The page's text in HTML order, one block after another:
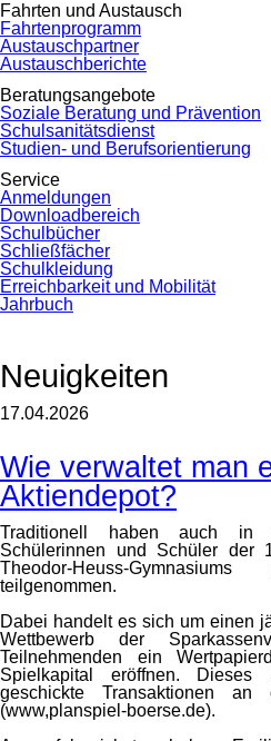
Fahrten und Austausch
Fahrtenprogramm
Austauschpartner
Austauschberichte
Beratungsangebote
Soziale Beratung und Prävention
Schulsanitätsdienst
Studien- und Berufsorientierung
Service
Anmeldungen
Downloadbereich
Schulbücher
Schließfächer
Schulkleidung
Erreichbarkeit und Mobilität
Jahrbuch
Neuigkeiten
17.04.2026
Wie verwaltet man
Aktiendepot?
Traditionell haben auch in
Schülerinnen und Schüler der
Theodor-Heuss-
teilgenommen.
Dabei handelt es sich um einen
Wettbewerb der
Teilnehmenden ein
Spielkapital eröffnen.
geschickte Transaktionen
(www,planspiel-boerse.de).